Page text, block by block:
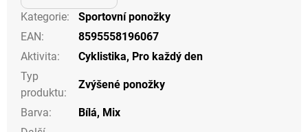
Kategorie:
Sportovní ponožky
EAN:
8595558196067
Aktivita: Cyklistika, Pro každý den
Typ
produktu:
Zvýšené ponožky
Barva: Bílá, Mix